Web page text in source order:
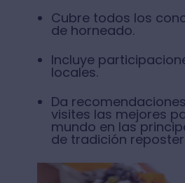
Cubre todos los
de horneado.
Incluye
locales.
Da
visites las mejores
mundo en las
de tradición